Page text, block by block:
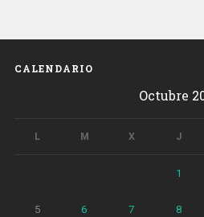
CALENDARIO
Octubre
L M X J
1
5 6 7 8